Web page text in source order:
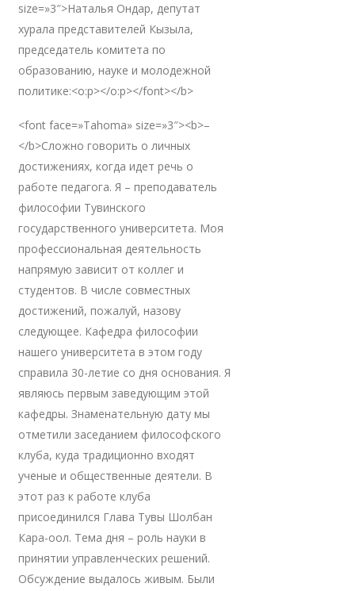
size=»3″>Наталья Ондар, депутат
хурала представителей Кызыла,
председатель комитета по
образованию, науке и молодежной
политике:<o:p></o:p></font></b>
<font face=»Tahoma» size=»3″><b>–
</b>Сложно говорить о личных
достижениях, когда идет речь о
работе педагога. Я – преподаватель
философии Тувинского
государственного университета. Моя
профессиональная деятельность
напрямую зависит от коллег и
студентов. В числе совместных
достижений, пожалуй, назову
следующее. Кафедра философии
нашего университета в этом году
справила 30-летие со дня основания. Я
являюсь первым заведующим этой
кафедры. Знаменательную дату мы
отметили заседанием философского
клуба, куда традиционно входят
ученые и общественные деятели. В
этот раз к работе клуба
присоединился Глава Тувы Шолбан
Кара-оол. Тема дня – роль науки в
принятии управленческих решений.
Обсуждение выдалось живым. Были